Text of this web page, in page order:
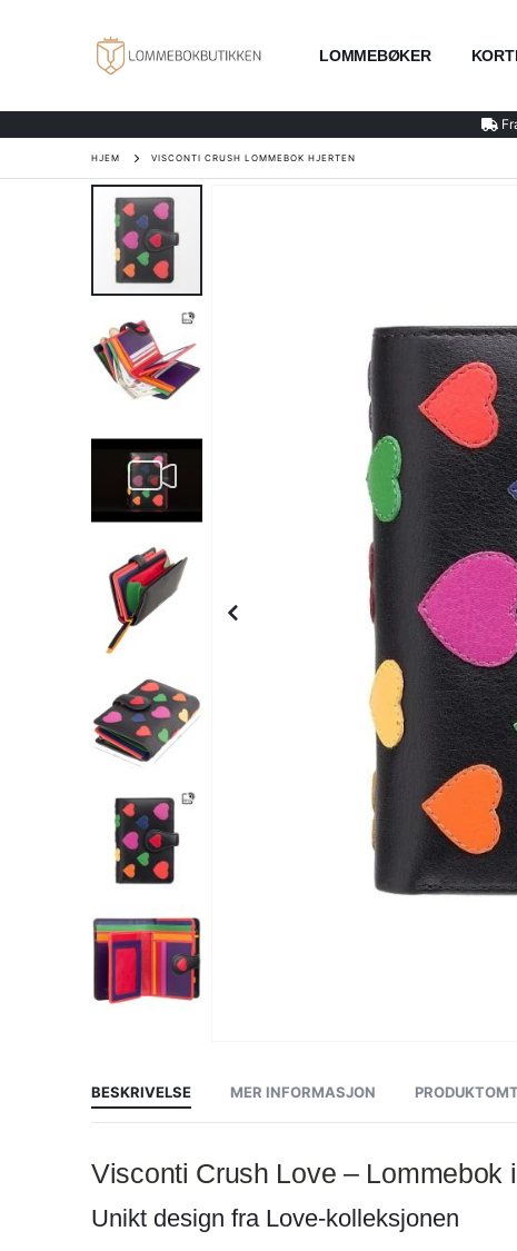
LOMMEBØKER
HJEM VISCONTI CRUSH LOMMEBOK HJERTEN
Gå
slutten
bildegalleri
av
bildegalleri
BESKRIVELSE
Visconti Crush Love – Lommebok
Unikt design fra Love-kolleksjonen
MER INFORMASJON